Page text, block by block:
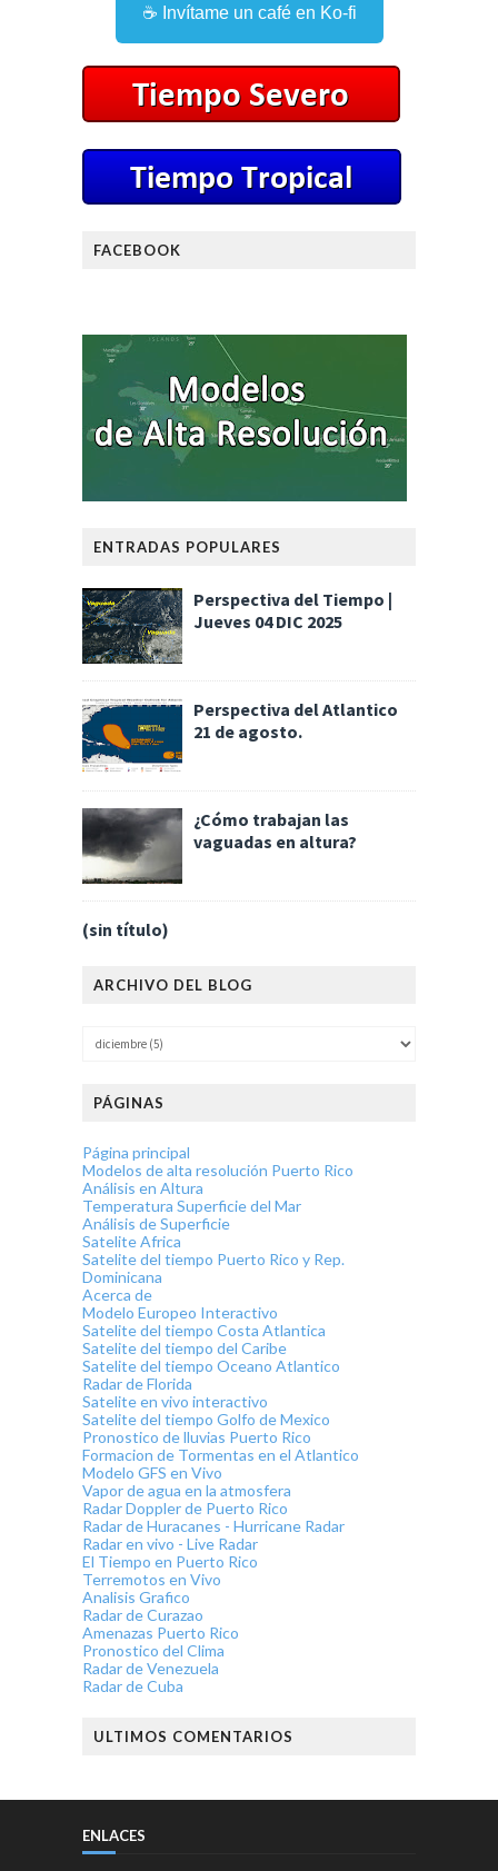
☕ Invítame un café en Ko-fi
FACEBOOK
ENTRADAS POPULARES
Perspectiva del Tiempo |
Jueves 04 DIC 2025
Perspectiva del Atlantico
21 de agosto.
¿Cómo trabajan las
vaguadas en altura?
(sin título)
ARCHIVO DEL BLOG
PÁGINAS
Página principal
Modelos de alta resolución Puerto Rico
Análisis en Altura
Temperatura Superficie del Mar
Análisis de Superficie
Satelite Africa
Satelite del tiempo Puerto Rico y Rep.
Dominicana
Acerca de
Modelo Europeo Interactivo
Satelite del tiempo Costa Atlantica
Satelite del tiempo del Caribe
Satelite del tiempo Oceano Atlantico
Radar de Florida
Satelite en vivo interactivo
Satelite del tiempo Golfo de Mexico
Pronostico de lluvias Puerto Rico
Formacion de Tormentas en el Atlantico
Modelo GFS en Vivo
Vapor de agua en la atmosfera
Radar Doppler de Puerto Rico
Radar de Huracanes - Hurricane Radar
Radar en vivo - Live Radar
El Tiempo en Puerto Rico
Terremotos en Vivo
Analisis Grafico
Radar de Curazao
Amenazas Puerto Rico
Pronostico del Clima
Radar de Venezuela
Radar de Cuba
ULTIMOS COMENTARIOS
ENLACES